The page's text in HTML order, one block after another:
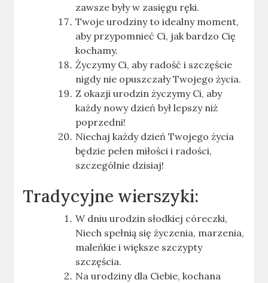
zawsze były w zasięgu ręki.
Twoje urodziny to idealny moment,
aby przypomnieć Ci, jak bardzo Cię
kochamy.
Życzymy Ci, aby radość i szczęście
nigdy nie opuszczały Twojego życia.
Z okazji urodzin życzymy Ci, aby
każdy nowy dzień był lepszy niż
poprzedni!
Niechaj każdy dzień Twojego życia
będzie pełen miłości i radości,
szczególnie dzisiaj!
Tradycyjne wierszyki:
W dniu urodzin słodkiej córeczki,
Niech spełnią się życzenia, marzenia,
maleńkie i większe szczypty
szczęścia.
Na urodziny dla Ciebie, kochana